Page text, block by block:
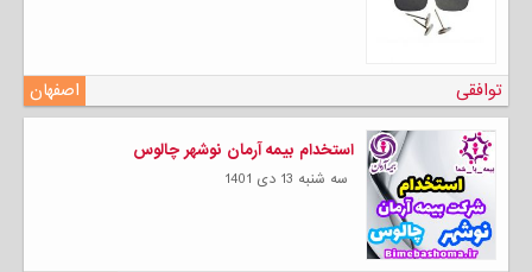
اصفهان توافقی
استخدام بیمه آرمان نوشهر چالوس
سه شنبه 13 دی 1401